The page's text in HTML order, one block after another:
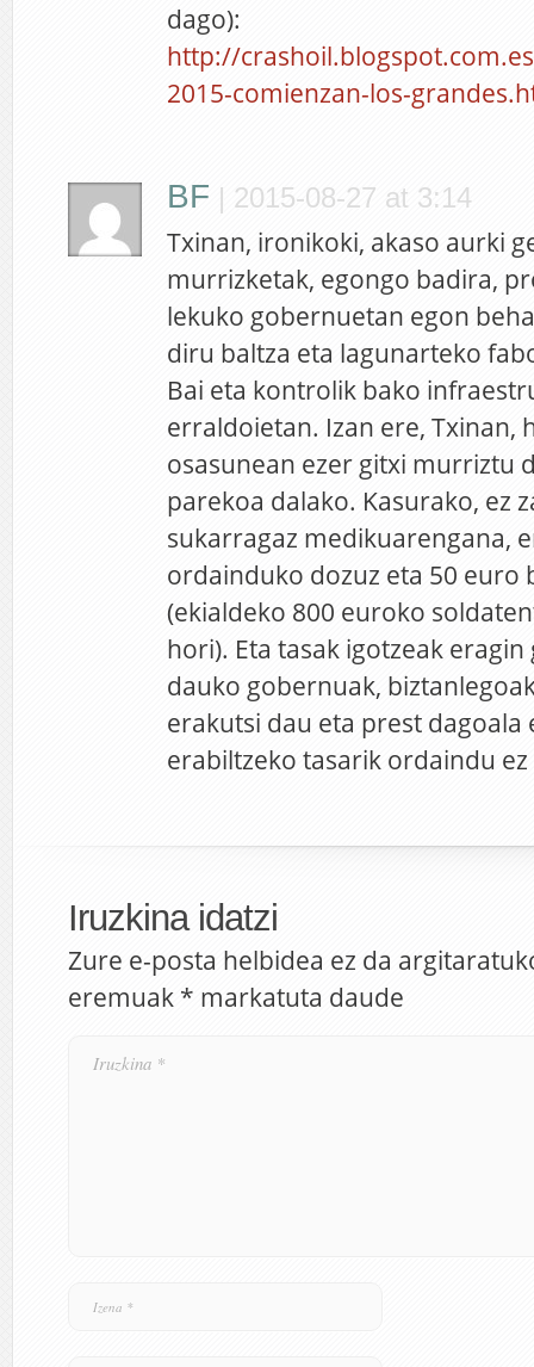
dago):
http://
2015-comienzan-los-
BF | 2015-08-27 at 3:14
Txinan, ironikoki, akaso aurki
murrizketak, egongo badira,
lekuko gobernuetan egon
diru baltza eta lagunarteko
Bai eta kontrolik bako
erraldoietan. Izan ere, Txinan,
osasunean ezer gitxi murriztu
parekoa dalako. Kasurako, ez
sukarragaz medikuarengana,
ordainduko dozuz eta 50 euro
(ekialdeko 800 euroko
hori). Eta tasak igotzeak
dauko gobernuak,
erakutsi dau eta prest
erabiltzeko tasarik ordaindu
Iruzkina idatzi
Zure e-posta helbidea ez da
eremuak * markatuta daude